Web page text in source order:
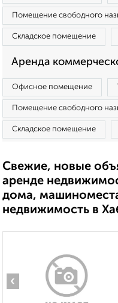
Помещение свободного
Складское помещение
Аренда
Офисное помещение
Помещение свободного
Складское помещение
Свежие, новые
аренде
дома,
недвижимость в
‹